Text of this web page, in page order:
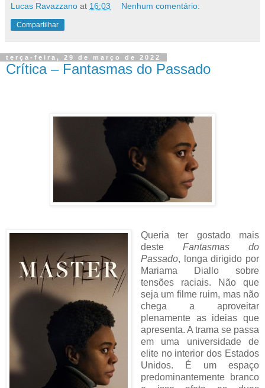
Lucas Ravazzano at 16:03 Nenhum comentário:
Compartilhar
terça-feira, 29 de março de 2022
Crítica – Fantasmas do Passado
Queria ter gostado mais
deste Fantasmas do
Passado, longa dirigido por
Mariama Diallo sobre
tensões raciais. Não que
seja um filme ruim, mas não
chega a aproveitar
plenamente as ideias que
apresenta. A trama se passa
em uma universidade de
elite no interior dos Estados
Unidos. É um espaço
predominantemente branco